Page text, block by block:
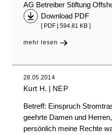
AG Betreiber Stiftung
Download PDF
[ PDF | 594.81 KB ]
mehr lesen
28.05.2014
Kurt H. NEP
Betreff: Einspruch
geehrte Damen und
persönlich meine Rechte